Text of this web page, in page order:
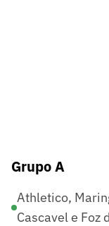
Grupo A
Athletico,
Cascavel e Foz